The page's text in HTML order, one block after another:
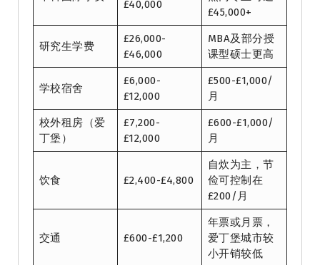
£40,000
£45,000+
研究生学费
£26,000-
£46,000
MBA及部分授
课型硕士更高
学校宿舍
£6,000-
£12,000
£500-£1,000/
月
校外租房（爱
丁堡）
£7,200-
£12,000
£600-£1,000/
月
饮食 £2,400-£4,800
自炊为主，节
俭可控制在
£200/月
交通 £600-£1,200
年票或月票，
爱丁堡城市较
小开销较低